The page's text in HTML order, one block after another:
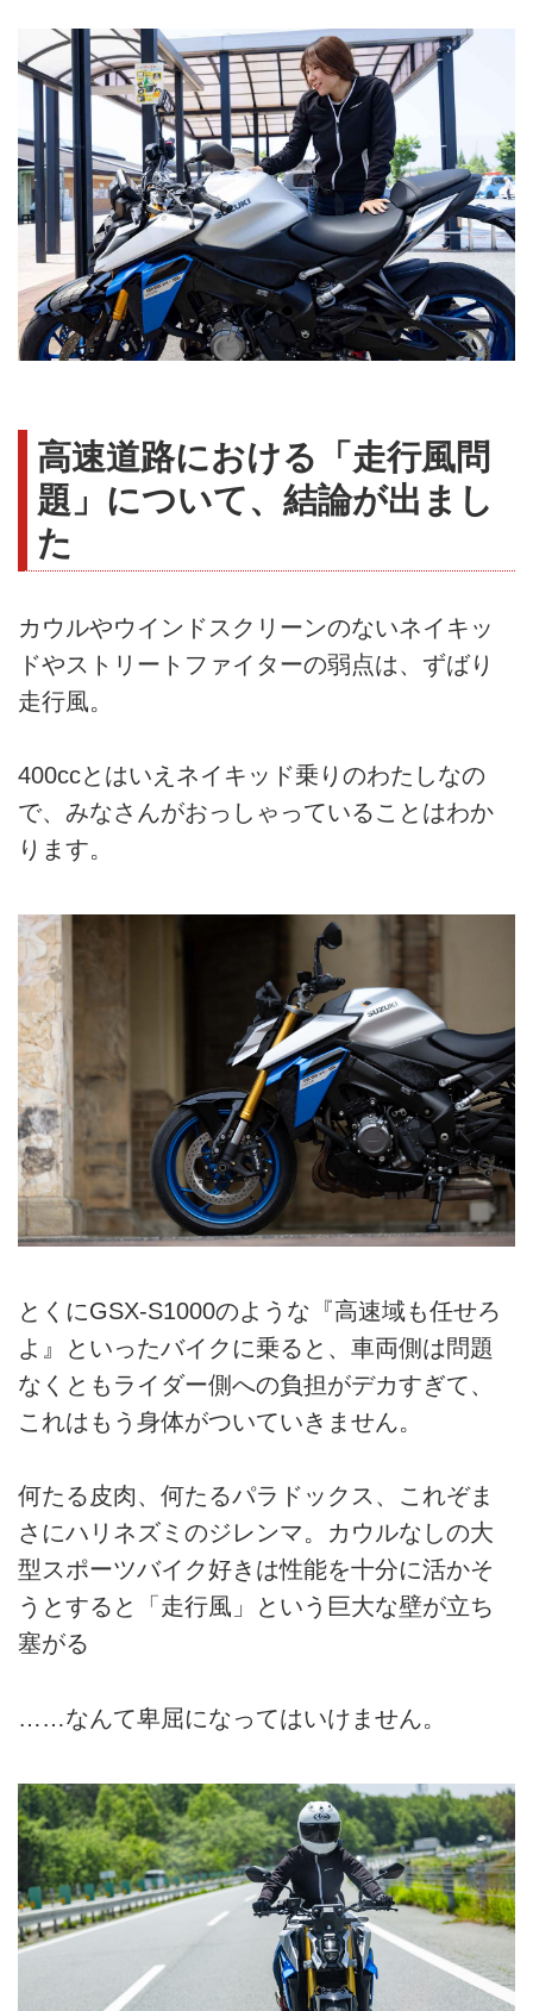
高速道路における「走行風問
題」について、結論が出まし
た
カウルやウインドスクリーンのないネイキッ
ドやストリートファイターの弱点は、ずばり
走行風。
400ccとはいえネイキッド乗りのわたしなの
で、みなさんがおっしゃっていることはわか
ります。
とくにGSX-S1000のような『高速域も任せろ
よ』といったバイクに乗ると、車両側は問題
なくともライダー側への負担がデカすぎて、
これはもう身体がついていきません。
何たる皮肉、何たるパラドックス、これぞま
さにハリネズミのジレンマ。カウルなしの大
型スポーツバイク好きは性能を十分に活かそ
うとすると「走行風」という巨大な壁が立ち
塞がる
……なんて卑屈になってはいけません。